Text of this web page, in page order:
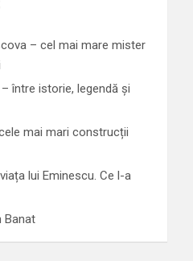
– cel mai mare mister
între istorie, legendă și
mai mari construcții
lui Eminescu. Ce l-a
Banat